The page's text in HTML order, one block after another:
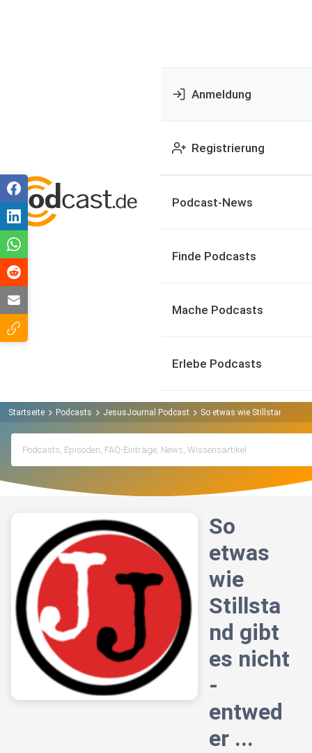
Anmeldung
Registrierung
Podcast-News
Finde Podcasts
Mache Podcasts
Erlebe Podcasts
Startseite Podcasts JesusJournal Podcast So etwas wie Stillstand gibt
So
etwas
wie
Stillsta
nd gibt
es nicht
-
entwed
er ...